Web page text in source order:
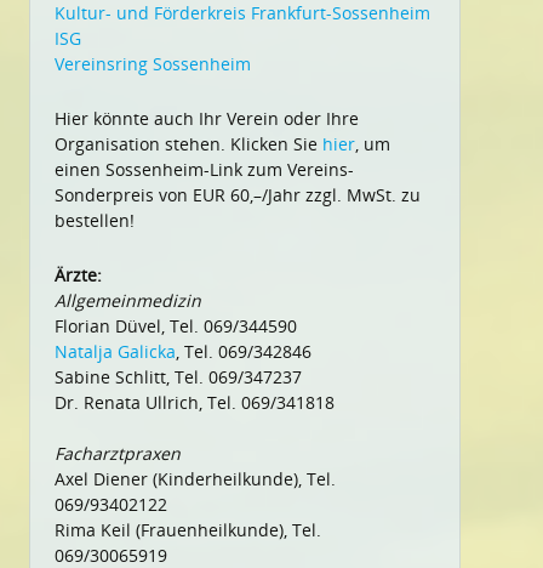
Kultur- und Förderkreis Frankfurt-Sossenheim
ISG
Vereinsring Sossenheim
Hier könnte auch Ihr Verein oder Ihre
Organisation stehen. Klicken Sie hier, um
einen Sossenheim-Link zum Vereins-
Sonderpreis von EUR 60,–/Jahr zzgl. MwSt. zu
bestellen!
Ärzte:
Allgemeinmedizin
Florian Düvel, Tel. 069/344590
Natalja Galicka, Tel. 069/342846
Sabine Schlitt, Tel. 069/347237
Dr. Renata Ullrich, Tel. 069/341818
Facharztpraxen
Axel Diener (Kinderheilkunde), Tel.
069/93402122
Rima Keil (Frauenheilkunde), Tel.
069/30065919